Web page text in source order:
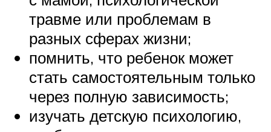
травме или проблемам в
разных сферах жизни;
помнить, что ребенок может
стать самостоятельным только
через полную зависимость;
изучать детскую психологию,